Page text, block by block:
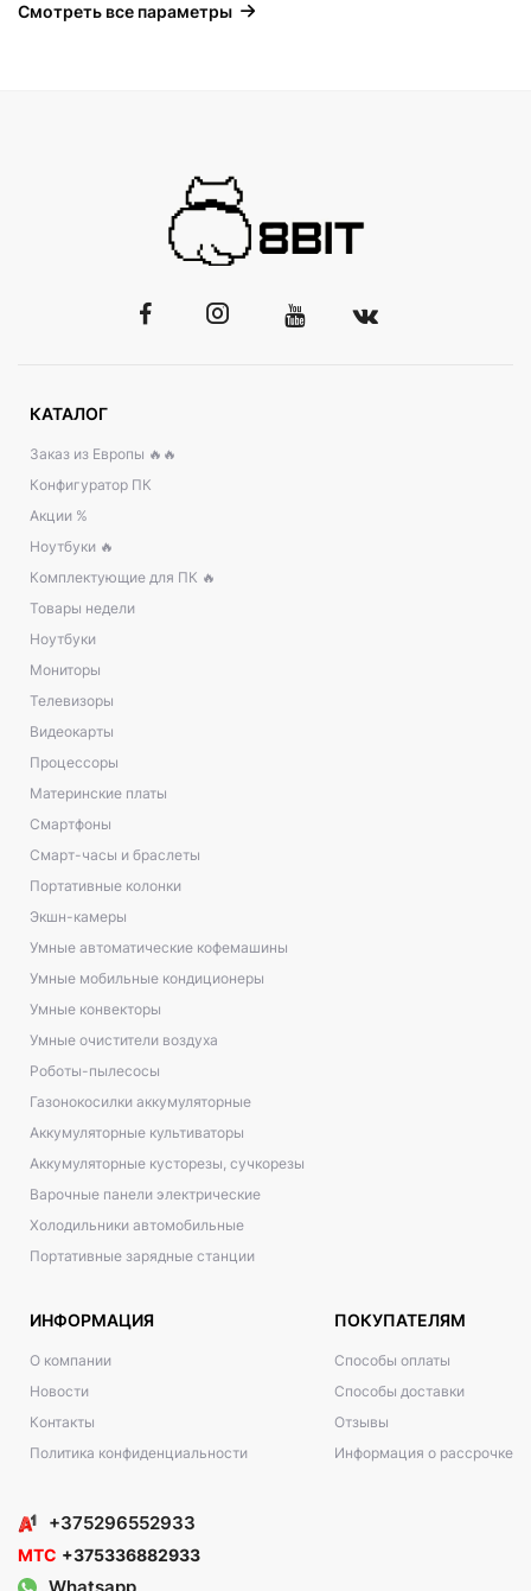
Смотреть все параметры
КАТАЛОГ
Заказ из Европы 🔥🔥
Конфигуратор ПК
Акции %
Ноутбуки 🔥
Комплектующие для ПК 🔥
Товары недели
Ноутбуки
Мониторы
Телевизоры
Видеокарты
Процессоры
Материнские платы
Смартфоны
Смарт-часы и браслеты
Портативные колонки
Экшн-камеры
Умные автоматические кофемашины
Умные мобильные кондиционеры
Умные конвекторы
Умные очистители воздуха
Роботы-пылесосы
Газонокосилки аккумуляторные
Аккумуляторные культиваторы
Аккумуляторные кусторезы, сучкорезы
Варочные панели электрические
Холодильники автомобильные
Портативные зарядные станции
ИНФОРМАЦИЯ
О компании
Новости
Контакты
Политика конфиденциальности
ПОКУПАТЕЛЯМ
Способы оплаты
Способы доставки
Отзывы
Информация о рассрочке
+375296552933
МТС +375336882933